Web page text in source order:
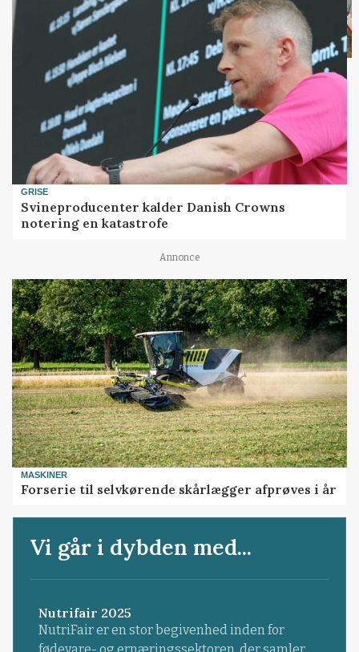
GRISE
Svineproducenter kalder Danish Crowns
notering en katastrofe
Annonce
MASKINER
Forserie til selvkørende skårlægger afprøves i år
Vi går i dybden med...
Nutrifair 2025
NutriFair er en stor begivenhed inden for
fødevare- og ernæringssektoren, der samler